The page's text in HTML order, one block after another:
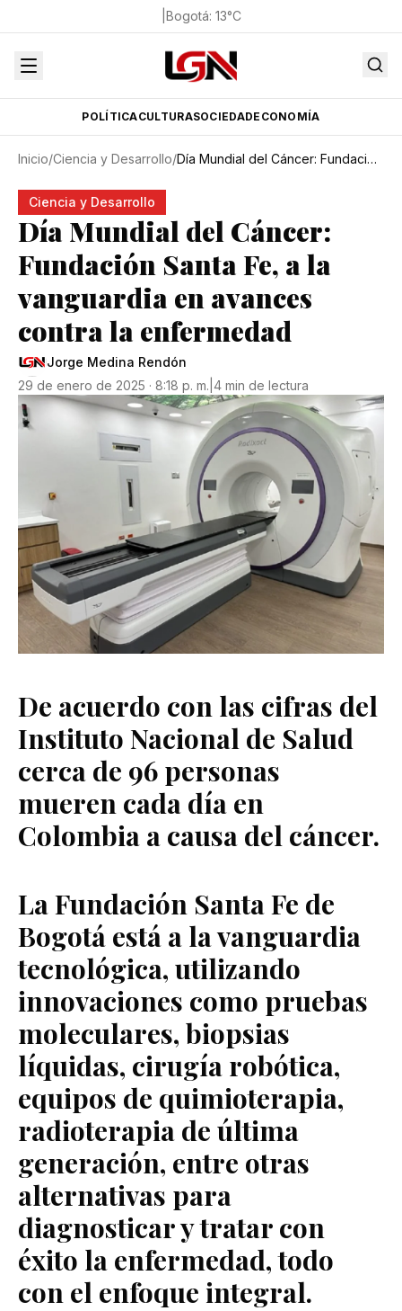
Bogotá: 13°C
POLÍTICACULTURASOCIEDADECONOMÍA
Inicio/Ciencia y Desarrollo/ Día Mundial del Cáncer: Fundación Santa Fe, a la vanguardia en avances contra la enfermedad
Ciencia y Desarrollo
Día Mundial del Cáncer:
Fundación Santa Fe, a la
vanguardia en avances
contra la enfermedad
Jorge Medina Rendón
29 de enero de 2025 · 8:18 p. m. 4 min de lectura
De acuerdo con las cifras del
Instituto Nacional de Salud
cerca de 96 personas
mueren cada día en
Colombia a causa del cáncer.
La Fundación Santa Fe de
Bogotá está a la vanguardia
tecnológica, utilizando
innovaciones como pruebas
moleculares, biopsias
líquidas, cirugía robótica,
equipos de quimioterapia,
radioterapia de última
generación, entre otras
alternativas para
diagnosticar ytratar con
éxito la enfermedad, todo
con el enfoque integral.